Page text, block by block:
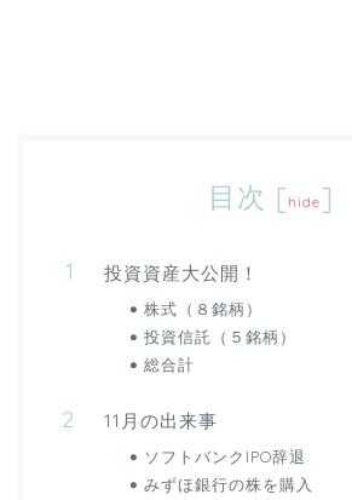
目次 [ hide]
投資資産大公開！
株式（８銘柄）
投資信託（５銘柄）
総合計
11月の出来事
ソフトバンクIPO辞退
みずほ銀行の株を購入